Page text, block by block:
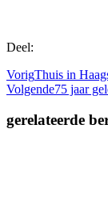
Deel:
VorigThuis in
Volgende75 jaar
gerelateerde